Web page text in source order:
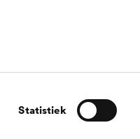
Statistiek